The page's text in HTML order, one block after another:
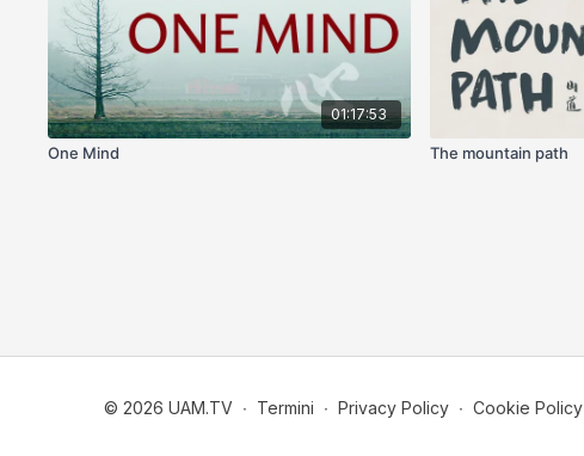
01:17:53
One Mind The mountain path
© 2026 UAM.TV ∙ Termini ∙ Privacy Policy ∙ Cookie Policy